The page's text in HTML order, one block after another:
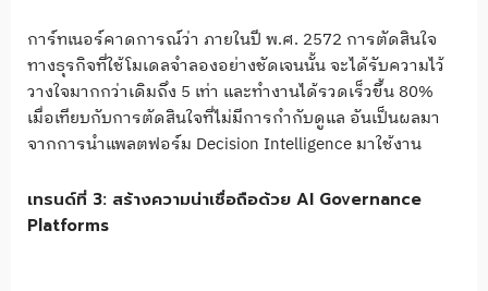
การ์ทเนอร์คาดการณ์ว่า ภายในปี พ.ศ. 2572 การตัดสินใจ
ทางธุรกิจที่ใช้โมเดลจำลองอย่างชัดเจนนั้น จะได้รับความไว้
วางใจมากกว่าเดิมถึง 5 เท่า และทำงานได้รวดเร็วขึ้น 80%
เมื่อเทียบกับการตัดสินใจที่ไม่มีการกำกับดูแล อันเป็นผลมา
จากการนำแพลตฟอร์ม Decision Intelligence มาใช้งาน
เทรนด์ที่ 3: สร้างความน่าเชื่อถือด้วย AI Governance
Platforms